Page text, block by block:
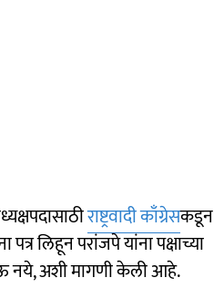
राष्ट्रवादी काँग्रेसकडून
लिहून परांजपे यांना पक्षाच्या
देऊ नये, अशी मागणी केली आहे.